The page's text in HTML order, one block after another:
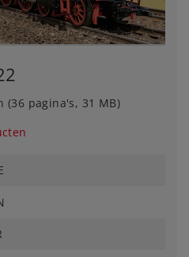
(36 pagina's, 31 MB)